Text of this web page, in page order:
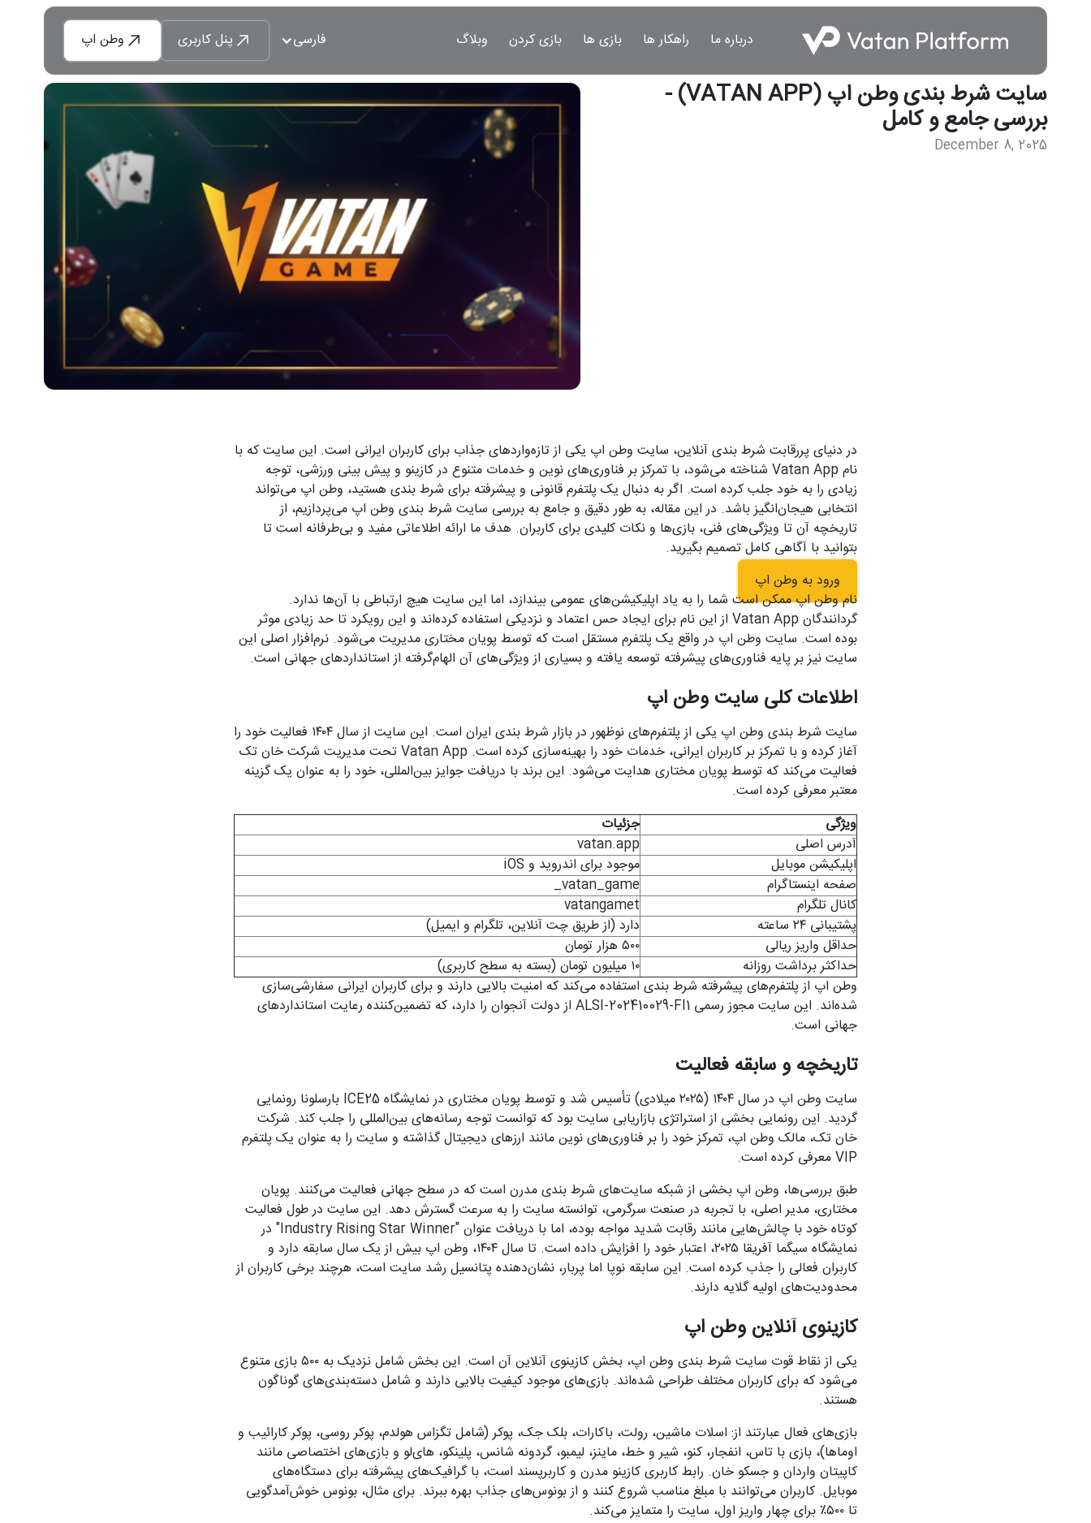
درباره ما راهکار ها بازی ها بازی کردن وبلاگ فارسی پنل کاربری وطن اپ
سایت شرط بندی وطن اپ (VATAN APP) -
بررسی جامع و کامل
December 8, 2025
در دنیای پررقابت شرط بندی آنلاین، سایت وطن اپ یکی از تازه‌واردهای جذاب برای کاربران ایرانی است. این سایت که با
نام Vatan App شناخته می‌شود، با تمرکز بر فناوری‌های نوین و خدمات متنوع در کازینو و پیش بینی ورزشی، توجه
زیادی را به خود جلب کرده است. اگر به دنبال یک پلتفرم قانونی و پیشرفته برای شرط بندی هستید، وطن اپ می‌تواند
انتخابی هیجان‌انگیز باشد. در این مقاله، به طور دقیق و جامع به بررسی سایت شرط بندی وطن اپ می‌پردازیم، از
تاریخچه آن تا ویژگی‌های فنی، بازی‌ها و نکات کلیدی برای کاربران. هدف ما ارائه اطلاعاتی مفید و بی‌طرفانه است تا
بتوانید با آگاهی کامل تصمیم بگیرید.
ورود به وطن اپ
نام وطن اپ ممکن است شما را به یاد اپلیکیشن‌های عمومی بیندازد، اما این سایت هیچ ارتباطی با آن‌ها ندارد.
گردانندگان Vatan App از این نام برای ایجاد حس اعتماد و نزدیکی استفاده کرده‌اند و این رویکرد تا حد زیادی موثر
بوده است. سایت وطن اپ در واقع یک پلتفرم مستقل است که توسط پویان مختاری مدیریت می‌شود. نرم‌افزار اصلی این
سایت نیز بر پایه فناوری‌های پیشرفته توسعه یافته و بسیاری از ویژگی‌های آن الهام‌گرفته از استانداردهای جهانی است.
اطلاعات کلی سایت وطن اپ
سایت شرط بندی وطن اپ یکی از پلتفرم‌های نوظهور در بازار شرط بندی ایران است. این سایت از سال ۱۴۰۴ فعالیت خود را
آغاز کرده و با تمرکز بر کاربران ایرانی، خدمات خود را بهینه‌سازی کرده است. Vatan App تحت مدیریت شرکت خان تک
فعالیت می‌کند که توسط پویان مختاری هدایت می‌شود. این برند با دریافت جوایز بین‌المللی، خود را به عنوان یک گزینه
معتبر معرفی کرده است.
ویژگی
جزئیات
آدرس اصلی
vatan.app
اپلیکیشن موبایل
موجود برای اندروید و iOS
صفحه اینستاگرام
vatan_game_
کانال تلگرام
vatangamet
پشتیبانی ۲۴ ساعته
دارد (از طریق چت آنلاین، تلگرام و ایمیل)
حداقل واریز ریالی
۵۰۰ هزار تومان
حداکثر برداشت روزانه
۱۰ میلیون تومان (بسته به سطح کاربری)
وطن اپ از پلتفرم‌های پیشرفته شرط بندی استفاده می‌کند که امنیت بالایی دارند و برای کاربران ایرانی سفارشی‌سازی
شده‌اند. این سایت مجوز رسمی ALSI-202410029-FI1 از دولت آنجوان را دارد، که تضمین‌کننده رعایت استانداردهای
جهانی است.
تاریخچه و سابقه فعالیت
سایت وطن اپ در سال ۱۴۰۴ (۲۰۲۵ میلادی) تأسیس شد و توسط پویان مختاری در نمایشگاه ICE25 بارسلونا رونمایی
گردید. این رونمایی بخشی از استراتژی بازاریابی سایت بود که توانست توجه رسانه‌های بین‌المللی را جلب کند. شرکت
خان تک، مالک وطن اپ، تمرکز خود را بر فناوری‌های نوین مانند ارزهای دیجیتال گذاشته و سایت را به عنوان یک پلتفرم
VIP معرفی کرده است.
طبق بررسی‌ها، وطن اپ بخشی از شبکه سایت‌های شرط بندی مدرن است که در سطح جهانی فعالیت می‌کنند. پویان
مختاری، مدیر اصلی، با تجربه در صنعت سرگرمی، توانسته سایت را به سرعت گسترش دهد. این سایت در طول فعالیت
کوتاه خود با چالش‌هایی مانند رقابت شدید مواجه بوده، اما با دریافت عنوان "Industry Rising Star Winner" در
نمایشگاه سیگما آفریقا ۲۰۲۵، اعتبار خود را افزایش داده است. تا سال ۱۴۰۴، وطن اپ بیش از یک سال سابقه دارد و
کاربران فعالی را جذب کرده است. این سابقه نوپا اما پربار، نشان‌دهنده پتانسیل رشد سایت است، هرچند برخی کاربران از
محدودیت‌های اولیه گلایه دارند.
کازینوی آنلاین وطن اپ
یکی از نقاط قوت سایت شرط بندی وطن اپ
، بخش کازینوی آنلاین آن است. این بخش شامل نزدیک به ۵۰۰ بازی متنوع
می‌شود که برای کاربران مختلف طراحی شده‌اند. بازی‌های موجود کیفیت بالایی دارند و شامل دسته‌بندی‌های گوناگون
هستند.
بازی‌های فعال عبارتند از: اسلات ماشین، رولت، باکارات، بلک جک، پوکر (شامل تگزاس هولدم، پوکر روسی، پوکر کارائیب و
اوماها)، بازی با تاس، انفجار، کنو، شیر و خط، ماینز، لیمبو، گردونه شانس، پلینکو، های‌لو و بازی‌های اختصاصی مانند
کاپیتان واردان و جسکو خان. رابط کاربری کازینو مدرن و کاربرپسند است، با گرافیک‌های پیشرفته برای دستگاه‌های
موبایل. کاربران می‌توانند با مبلغ مناسب شروع کنند و از بونوس‌های جذاب بهره ببرند. برای مثال، بونوس خوش‌آمدگویی
تا ۵۰۰٪ برای چهار واریز اول، سایت را متمایز می‌کند.